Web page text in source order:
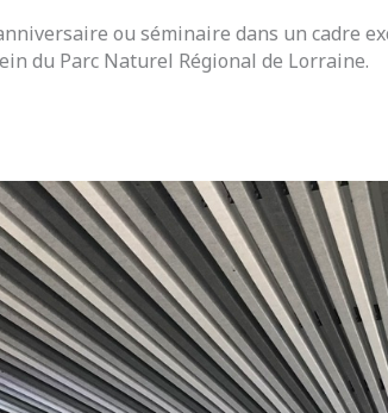
ou séminaire dans un cadre
du Parc Naturel Régional de Lorraine.